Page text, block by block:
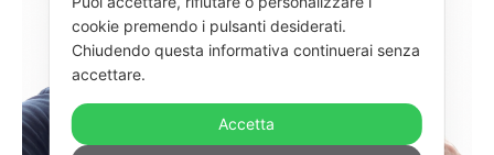
cookie premendo i pulsanti desiderati.
Chiudendo questa informativa continuerai senza
accettare.
Accetta